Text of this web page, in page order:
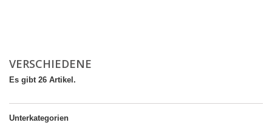
VERSCHIEDENE
Es gibt 26 Artikel.
Unterkategorien